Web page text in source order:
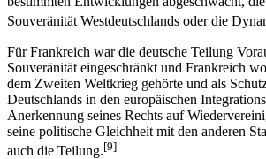
Souveränität Westdeutschlands oder die
Für Frankreich war die deutsche Teilung
Souveränität eingeschränkt und Frankreich
dem Zweiten Weltkrieg gehörte und als
Deutschlands in den europäischen
Anerkennung seines Rechts auf
seine politische Gleichheit mit den anderen
auch die Teilung.[9]